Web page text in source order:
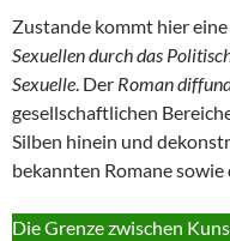
Zustande kommt hier
Sexuellen durch das
Sexuelle. Der Roman
gesellschaftlichen
Silben hinein und
bekannten Romane
Die Grenze zwischen